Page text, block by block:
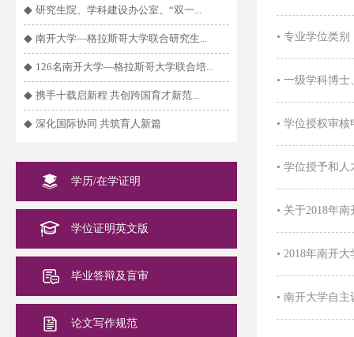
◆ 研究生院、学科建设办公室、“双一...
◆ 南开大学—格拉斯哥大学联合研究生...
◆ 126名南开大学—格拉斯哥大学联合培...
◆ 携手十载启新程 共创跨国育才新范...
◆ 深化国际协同 共筑育人新篇
学历/在学证明
学位证明英文版
毕业答辩及盲审
论文写作规范
• 专业学位类别
• 一级学科博士
• 学位授权审核
• 学位授予和人
• 关于2018年
• 2018年南开
• 南开大学自主